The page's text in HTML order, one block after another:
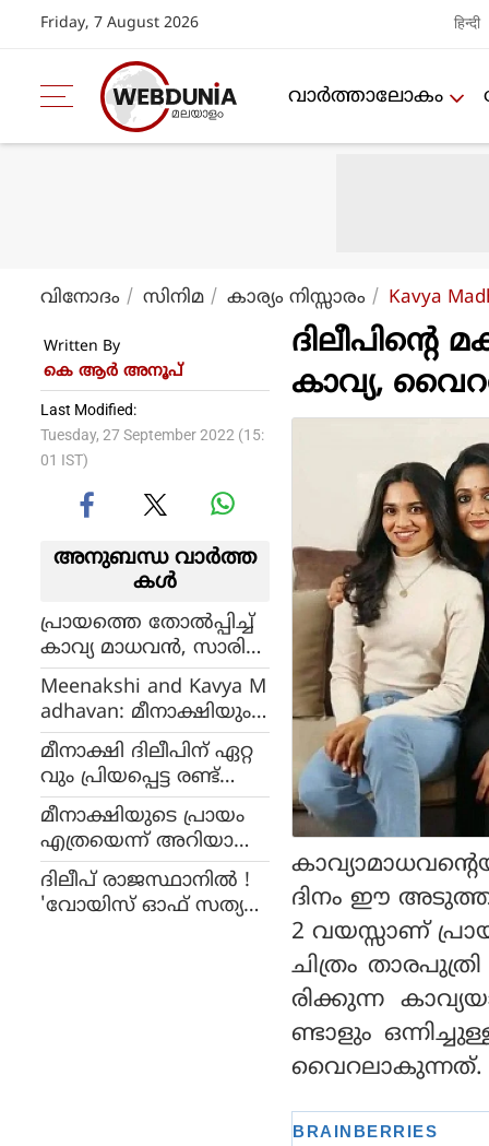
Friday, 7 August 2026 हिन्दी
വാര്‍ത്താലോകം
വിനോദം സിനിമ കാര്യം നിസ്സാരം Kavya
Written By
കെ ആര്‍ അനൂപ്
Last Modified:
Tuesday, 27 September 2022 (15:
01 IST)
അനുബന്ധ വാര്‍ത്ത
കള്‍
പ്രായത്തെ തോല്‍പ്പിച്ച്
കാവ്യ മാധവന്‍, സാരി
അഴകില്‍ നടി, പുതിയ
ചിത്രങ്ങള്‍
Meenakshi and Kavya M
adhavan: മീനാക്ഷിയും
കാവ്യയും തമ്മില്‍ ഒരു
പ്രശ്‌നവുമില്ല; പാപ്പ
രാസികളുടെ വായടപ്പിച്ച്
പുതിയ ചിത്രം !
മീനാക്ഷി ദിലീപിന് ഏറ്റ
വും പ്രിയപ്പെട്ട രണ്ട്
പേരുടെ ജന്മദിനം ഒ
രേദിവസം !
മീനാക്ഷിയുടെ പ്രായം
എത്രയെന്ന് അറിയാമോ
? ഹോട്ട് ലുക്കിൽ
പുതിയ ചിത്രങ്ങളുമായി
നടി
ദിലീപ് രാജസ്ഥാനില്‍ !
'വോയിസ് ഓഫ് സത്യ
ദിലീപിന്റെ
കാവ്യ,
ദിനം ഈ
2 വയസ്സാണ്
ചിത്രം
രിക്കുന്ന
ണ്ടാളും
വൈറലാകുന്നത്.